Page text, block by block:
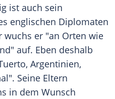
ist auch sein
englischen Diplomaten
er "an Orten wie
auf. Eben deshalb
Argentinien,
Seine Eltern
in dem Wunsch